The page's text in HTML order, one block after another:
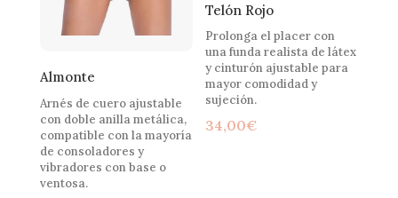
Almonte
Arnés de cuero ajustable
con doble anilla metálica,
compatible con la mayoría
de consoladores y
vibradores con base o
ventosa.
Telón Rojo
Prolonga el placer con
una funda realista de látex
y cinturón ajustable para
mayor comodidad y
sujeción.
34,00€